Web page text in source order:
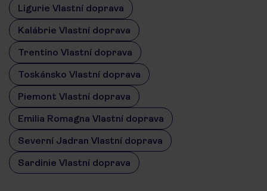
Ligurie Vlastní doprava
Kalábrie Vlastní doprava
Trentino Vlastní doprava
Toskánsko Vlastní doprava
Piemont Vlastní doprava
Emilia Romagna Vlastní doprava
Severní Jadran Vlastní doprava
Sardinie Vlastní doprava